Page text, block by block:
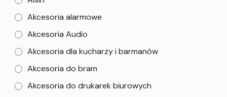
Akcesoria alarmowe
Akcesoria Audio
Akcesoria dla kucharzy i barmanów
Akcesoria do bram
Akcesoria do drukarek biurowych